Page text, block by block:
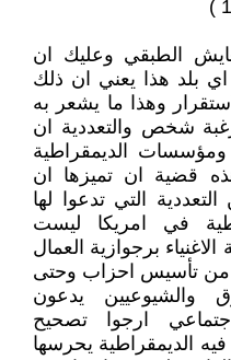
الطبقي وعليك ان
اي بلد هذا يعني ان ذلك
وهذا ما يشعر به
شخص والتعددية ان
ومؤسسات الديمقراطية
قضية ان تميزها ان
التي تدعوا لها
في امريكا ليست
برجوازية العمال
من تأسيس احزاب وحتى
يدعون
ارجوا تصحيح
الديمقراطية يحرسها